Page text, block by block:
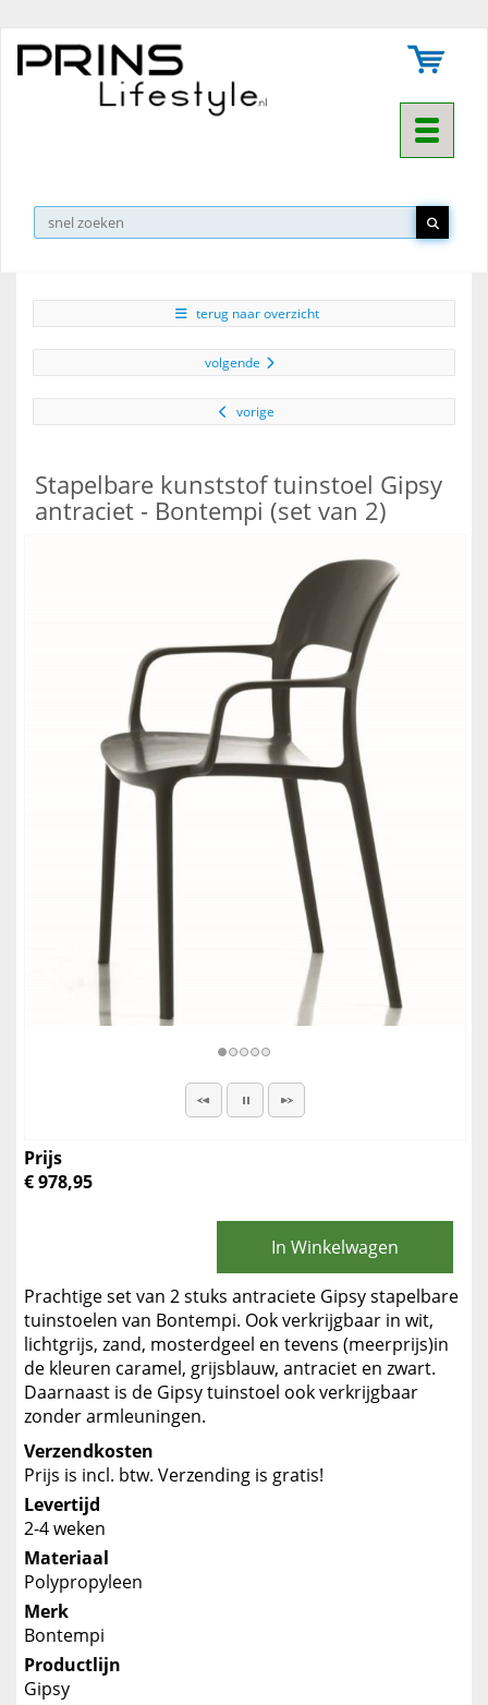
Toggle
▼
terug naar overzicht
volgende
vorige
Stapelbare kunststof tuinstoel Gipsy
antraciet - Bontempi (set van 2)
Prijs
€ 978,95
In Winkelwagen
Prachtige set van 2 stuks antraciete Gipsy stapelbare
tuinstoelen van Bontempi. Ook verkrijgbaar in wit,
lichtgrijs, zand, mosterdgeel en tevens (meerprijs)in
de kleuren caramel, grijsblauw, antraciet en zwart.
Daarnaast is de Gipsy tuinstoel ook verkrijgbaar
zonder armleuningen.
Verzendkosten
Prijs is incl. btw. Verzending is gratis!
Levertijd
2-4 weken
Materiaal
Polypropyleen
Merk
Bontempi
Productlijn
Gipsy